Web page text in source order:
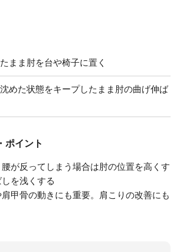
まま肘を台や椅子に置く
沈めた状態をキープしたまま肘の曲げ伸ば
ポイント
腰が反ってしまう場合は肘の位置を高くす
を浅くする
肩甲骨の動きにも重要。肩こりの改善にも